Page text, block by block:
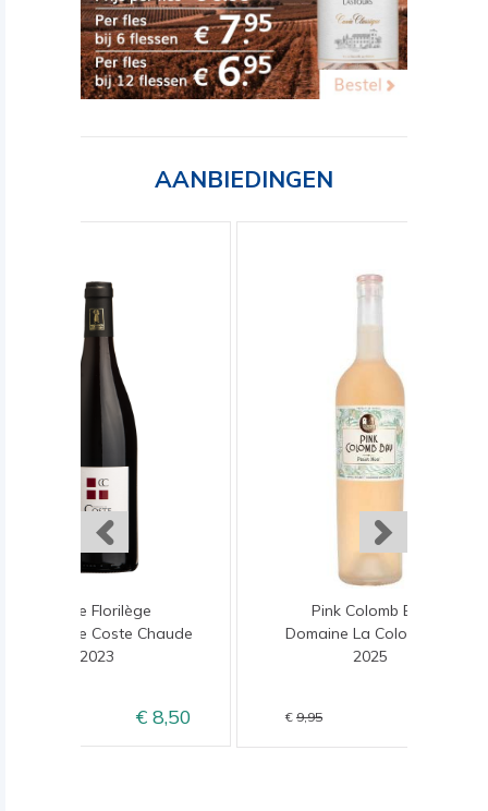
AANBIEDINGEN
Cuvée Florilège
Domaine de Coste Chaude
2023
8,50
Pink Colomb Bay
Domaine La Colombette
2025
9,95